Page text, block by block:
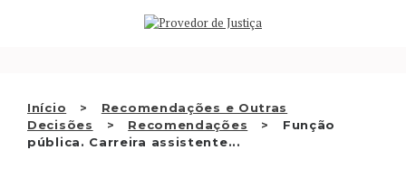
Início
Recomendações e Outras
Decisões
Recomendações
Função
pública. Carreira assistente...
QUEM SOMOS
RECOMENDAÇÕES E OUTRAS
DECISÕES